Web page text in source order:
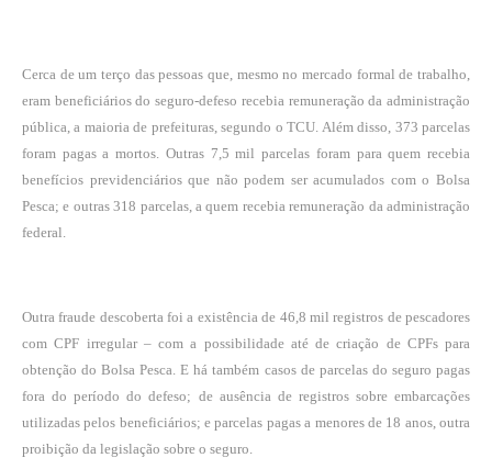
Cerca de um terço das pessoas que, mesmo no mercado formal de trabalho,
eram beneficiários do seguro-defeso recebia remuneração da administração
pública, a maioria de prefeituras, segundo o TCU. Além disso, 373 parcelas
foram pagas a mortos. Outras 7,5 mil parcelas foram para quem recebia
benefícios previdenciários que não podem ser acumulados com o Bolsa
Pesca; e outras 318 parcelas, a quem recebia remuneração da administração
federal.
Outra fraude descoberta foi a existência de 46,8 mil registros de pescadores
com CPF irregular – com a possibilidade até de criação de CPFs para
obtenção do Bolsa Pesca. E há também casos de parcelas do seguro pagas
fora do período do defeso; de ausência de registros sobre embarcações
utilizadas pelos beneficiários; e parcelas pagas a menores de 18 anos, outra
proibição da legislação sobre o seguro.